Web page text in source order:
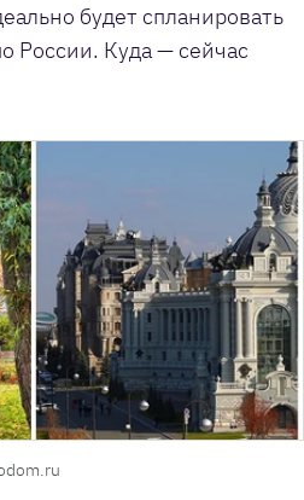
будет спланировать
России. Куда — сейчас